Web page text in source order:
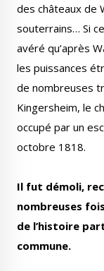
Le
des châteaux de
souterrains… Si
avéré qu’après
les puissances
de nombreuses
Kingersheim, le
occupé par un
octobre 1818.
Il fut démoli,
nombreuses
de l’histoire
commune.